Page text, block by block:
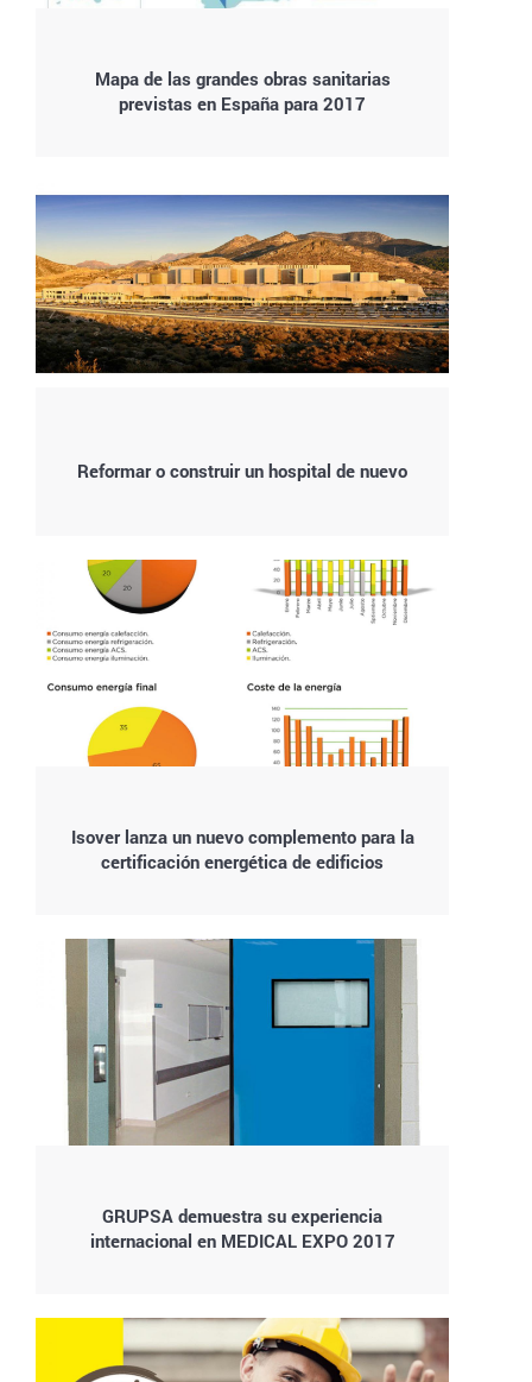
Mapa de las grandes obras sanitarias
previstas en España para 2017
Reformar o construir un hospital de nuevo
Isover lanza un nuevo complemento para la
certificación energética de edificios
GRUPSA demuestra su experiencia
internacional en MEDICAL EXPO 2017